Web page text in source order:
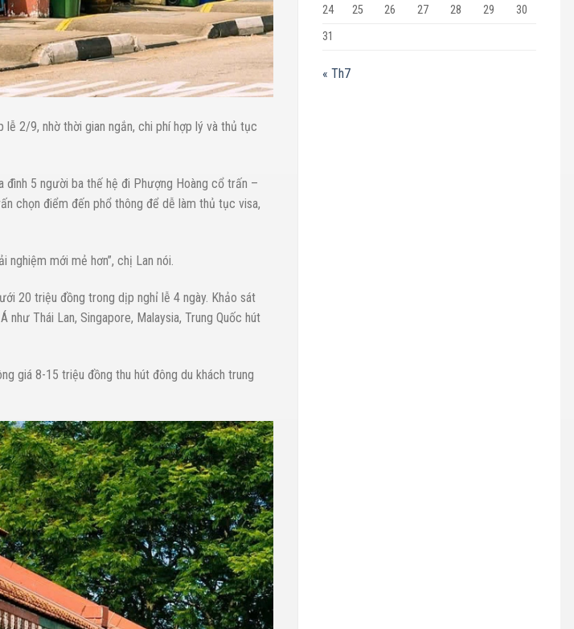
2/9, nhờ thời gian ngắn, chi phí hợp lý và thủ tục
đình 5 người ba thế hệ đi Phượng Hoàng cổ trấn –
chọn điểm đến phổ thông để dễ làm thủ tục visa,
mới mẻ hơn”, chị Lan nói.
20 triệu đồng trong dịp nghỉ lễ 4 ngày. Khảo sát
Thái Lan, Singapore, Malaysia, Trung Quốc hút
giá 8-15 triệu đồng thu hút đông du khách trung
24
25 26 27 28 29
30
31
« Th7